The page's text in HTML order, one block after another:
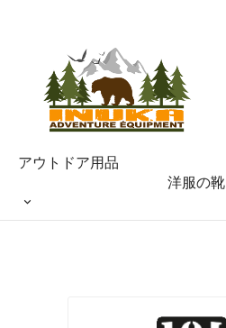
アウトドア用品
洋服の靴